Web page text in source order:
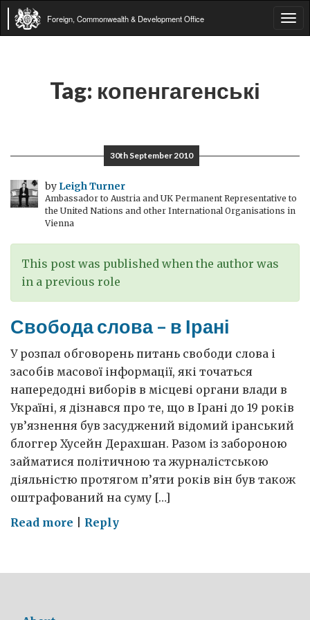
Foreign, Commonwealth & Development Office
Tag: копенгагенські
30th September 2010
by Leigh Turner
Ambassador to Austria and UK Permanent Representative to
the United Nations and other International Organisations in
Vienna
This post was published when the author was
in a previous role
Свобода слова – в Ірані
У розпал обговорень питань свободи слова і
засобів масової інформації, які точаться
напередодні виборів в місцеві органи влади в
Україні, я дізнався про те, що в Ірані до 19 років
ув’язнення був засуджений відомий іранський
блоггер Хусейн Дерахшан. Разом із забороною
займатися політичною та журналістською
діяльністю протягом п’яти років він був також
оштрафований на суму […]
Read more on
–
Reply